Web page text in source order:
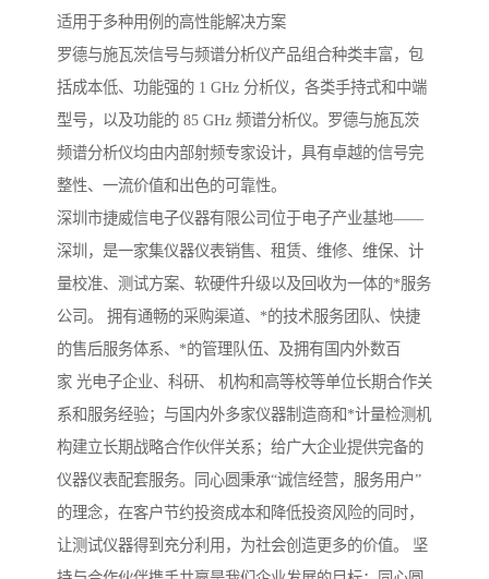
适用于多种用例的高性能解决方案
罗德与施瓦茨信号与频谱分析仪产品组合种类丰富，包
括成本低、功能强的 1 GHz 分析仪，各类手持式和中端
型号，以及功能的 85 GHz 频谱分析仪。罗德与施瓦茨
频谱分析仪均由内部射频专家设计，具有卓越的信号完
整性、一流价值和出色的可靠性。
深圳市捷威信电子仪器有限公司位于电子产业基地——
深圳，是一家集仪器仪表销售、租赁、维修、维保、计
量校准、测试方案、软硬件升级以及回收为一体的*服务
公司。 拥有通畅的采购渠道、*的技术服务团队、快捷
的售后服务体系、*的管理队伍、及拥有国内外数百
家 光电子企业、科研、 机构和高等校等单位长期合作关
系和服务经验；与国内外多家仪器制造商和*计量检测机
构建立长期战略合作伙伴关系；给广大企业提供完备的
仪器仪表配套服务。同心圆秉承“诚信经营，服务用户”
的理念，在客户节约投资成本和降低投资风险的同时，
让测试仪器得到充分利用，为社会创造更多的价值。 坚